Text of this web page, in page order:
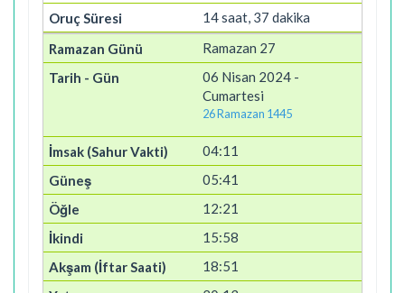
14 saat, 37 dakika
Ramazan 27
06 Nisan 2024 -
Cumartesi
26 Ramazan 1445
04:11
05:41
12:21
15:58
18:51